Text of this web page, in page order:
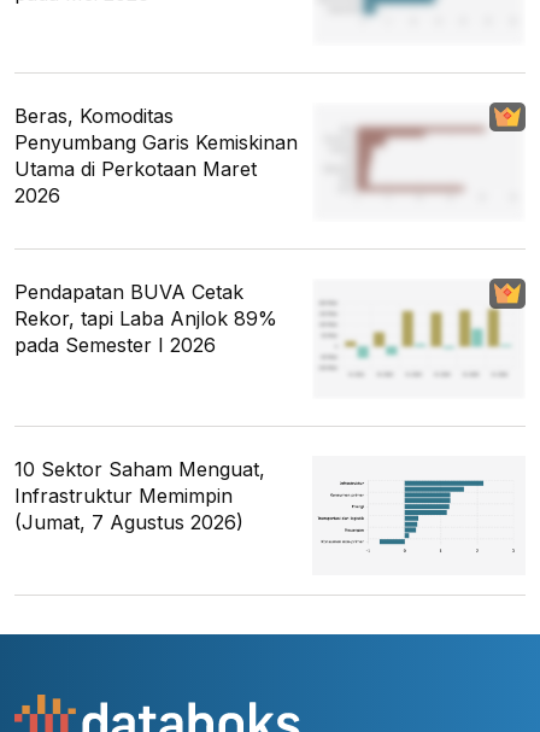
Beras, Komoditas
Penyumbang Garis Kemiskinan
Utama di Perkotaan Maret
2026
Pendapatan BUVA Cetak
Rekor, tapi Laba Anjlok 89%
pada Semester I 2026
10 Sektor Saham Menguat,
Infrastruktur Memimpin
(Jumat, 7 Agustus 2026)